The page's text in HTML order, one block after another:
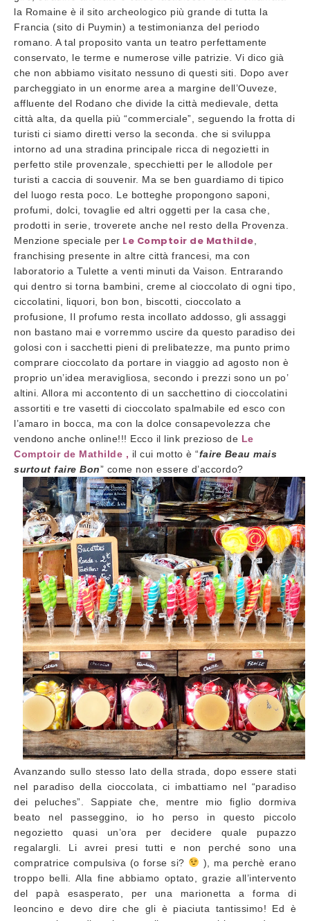
la Romaine è il sito archeologico più grande di tutta la
Francia (sito di Puymin) a testimonianza del periodo
romano. A tal proposito vanta un teatro perfettamente
conservato, le terme e numerose ville patrizie. Vi dico già
che non abbiamo visitato nessuno di questi siti. Dopo aver
parcheggiato in un enorme area a margine dell’Ouveze,
affluente del Rodano che divide la città medievale, detta
città alta, da quella più “commerciale”, seguendo la frotta di
turisti ci siamo diretti verso la seconda. che si sviluppa
intorno ad una stradina principale ricca di negozietti in
perfetto stile provenzale, specchietti per le allodole per
turisti a caccia di souvenir. Ma se ben guardiamo di tipico
del luogo resta poco. Le botteghe propongono saponi,
profumi, dolci, tovaglie ed altri oggetti per la casa che,
prodotti in serie, troverete anche nel resto della Provenza.
Menzione speciale per Le Comptoir de Mathilde
franchising presente in altre città francesi, ma con
laboratorio a Tulette a venti minuti da Vaison. Entrarando
qui dentro si torna bambini, creme al cioccolato di ogni tipo,
ciccolatini, liquori, bon bon, biscotti, cioccolato a
profusione, Il profumo resta incollato addosso, gli assaggi
non bastano mai e vorremmo uscire da questo paradiso dei
golosi con i sacchetti pieni di prelibatezze, ma punto primo
comprare cioccolato da portare in viaggio ad agosto non è
proprio un’idea meravigliosa, secondo i prezzi sono un po’
altini. Allora mi accontento di un sacchettino di cioccolatini
assortiti e tre vasetti di cioccolato spalmabile ed esco con
l’amaro in bocca, ma con la dolce consapevolezza che
vendono anche online!!! Ecco il link prezioso de Le
Comptoir de Mathilde , il cui motto è “faire Beau mais
surtout faire Bon” come non essere d’accordo?
Avanzando sullo stesso lato della strada, dopo essere stati
nel paradiso della cioccolata, ci imbattiamo nel “paradiso
dei peluches”. Sappiate che, mentre mio figlio dormiva
beato nel passeggino, io ho perso in questo piccolo
negozietto quasi un’ora per decidere quale pupazzo
regalargli. Li avrei presi tutti e non perché sono una
compratrice compulsiva (o forse si?
), ma perchè erano
troppo belli. Alla fine abbiamo optato, grazie all’intervento
del papà esasperato, per una marionetta a forma di
leoncino e devo dire che gli è piaciuta tantissimo! Ed è